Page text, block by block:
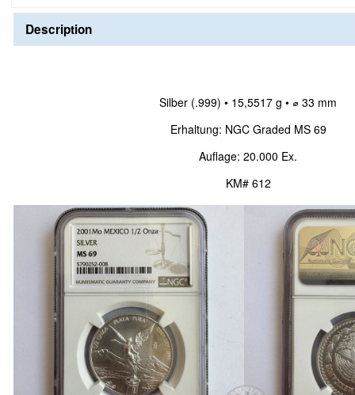
Description
Silber (.999) • 15,5517 g • ⌀ 33 mm
Erhaltung: NGC Graded MS 69
Auflage: 20.000 Ex.
KM# 612